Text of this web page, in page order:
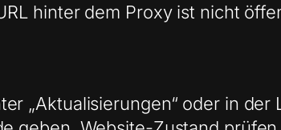
hinter dem Proxy ist nicht
„Aktualisierungen“ oder in der